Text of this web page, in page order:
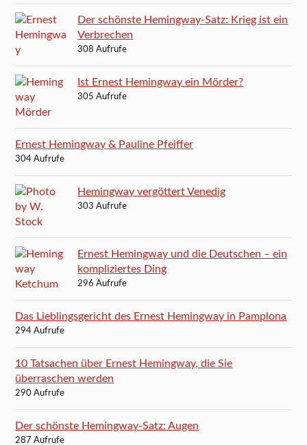
Der schönste Hemingway-Satz: Krieg ist ein
Verbrechen
308 Aufrufe
Ist Ernest Hemingway ein Mörder?
305 Aufrufe
Ernest Hemingway & Pauline Pfeiffer
304 Aufrufe
Hemingway vergöttert Venedig
303 Aufrufe
Ernest Hemingway und die Deutschen – ein
kompliziertes Ding
296 Aufrufe
Das Lieblingsgericht des Ernest Hemingway in Pamplona
294 Aufrufe
10 Tatsachen über Ernest Hemingway, die Sie
überraschen werden
290 Aufrufe
Der schönste Hemingway-Satz: Augen
287 Aufrufe